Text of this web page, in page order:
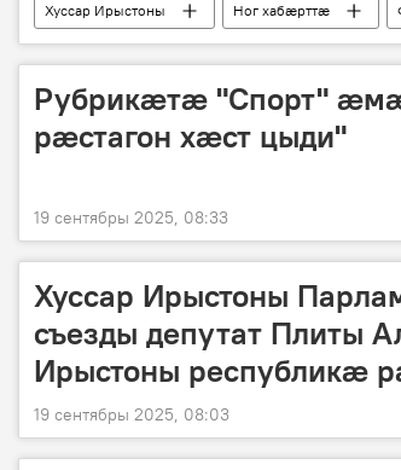
Хуссар Ирыстоны Ног хабӕрттӕ
Рубрикæтæ "Спорт"
рæстагон хæст цыди"
19 сентябры 2025, 08:33
Хуссар Ирыстоны
съезды депутат Плиты
Ирыстоны республикæ
19 сентябры 2025, 08:03